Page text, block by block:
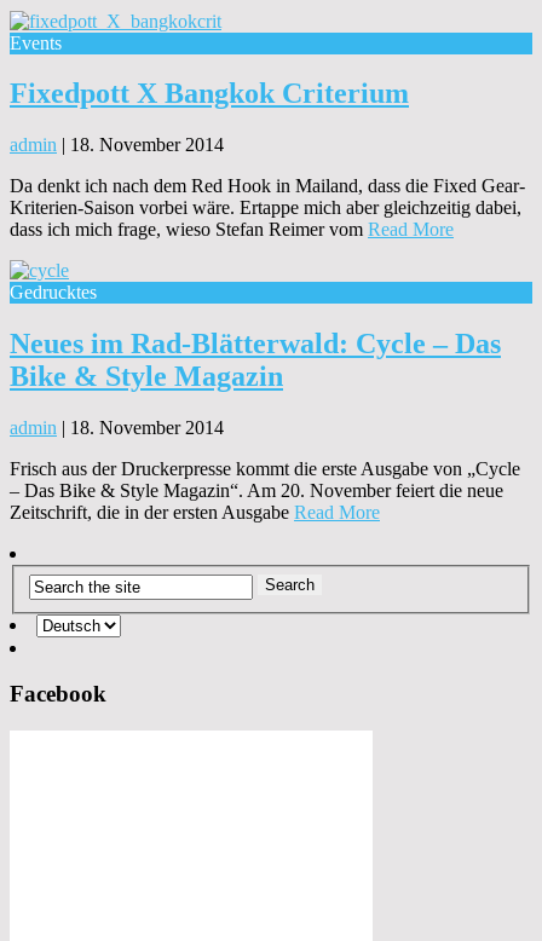
Events
Fixedpott X Bangkok Criterium
admin | 18. November 2014
Da denkt ich nach dem Red Hook in Mailand, dass die Fixed Gear-
Kriterien-Saison vorbei wäre. Ertappe mich aber gleichzeitig dabei,
dass ich mich frage, wieso Stefan Reimer vom Read More
Gedrucktes
Neues im Rad-Blätterwald: Cycle – Das
Bike & Style Magazin
admin | 18. November 2014
Frisch aus der Druckerpresse kommt die erste Ausgabe von „Cycle
– Das Bike & Style Magazin“. Am 20. November feiert die neue
Zeitschrift, die in der ersten Ausgabe Read More
Facebook